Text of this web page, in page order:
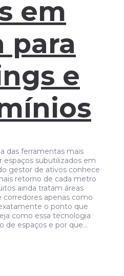
em
para
e
das ferramentas mais
espaços subutilizados em
gestor de ativos conhece
retorno de cada metro
ainda tratam áreas
corredores apenas como
o ponto que
como essa tecnologia
de espaços e por que…